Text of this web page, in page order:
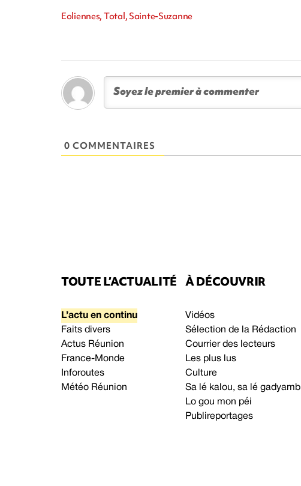
Eoliennes, Total, Sainte-Suzanne
0 COMMENTAIRES
TOUTE L’ACTUALITÉ
L’actu en continu
Faits divers
Actus Réunion
France-Monde
Inforoutes
Météo Réunion
À DÉCOUVRIR
Vidéos
Sélection de la Rédaction
Courrier des lecteurs
Les plus lus
Culture
Sa lé kalou, sa lé gadyamb
Lo gou mon péi
Publireportages